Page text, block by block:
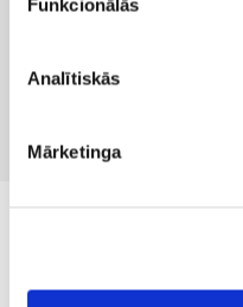
Funkcionālās
Analītiskās
Mārketinga
12.99
Produkta kods 972300
39/42 35/38